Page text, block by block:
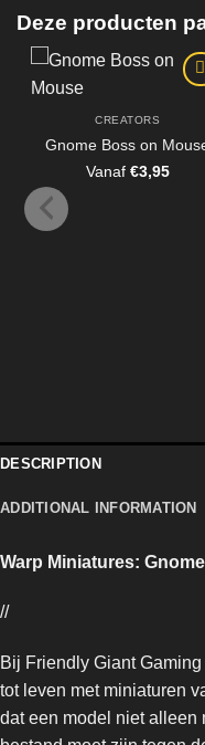
Deze producten
CREATORS
Gnome Boss on
Vanaf €3,95
DESCRIPTION
ADDITIONAL INFORMATION
Warp Miniatures:
//
Bij Friendly Giant
tot leven met miniaturen
dat een model niet alleen